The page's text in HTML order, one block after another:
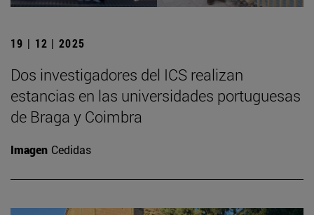
19 | 12 | 2025
Dos investigadores del ICS realizan
estancias en las universidades portuguesas
de Braga y Coimbra
Imagen Cedidas